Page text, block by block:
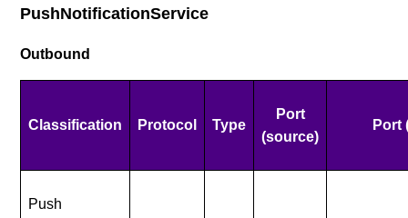
PushNotificationService
Outbound
Classification Protocol Type
Port
(source)
Port
Push